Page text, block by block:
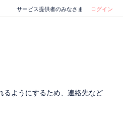
サービス提供者のみなさま ログイン
るようにするため、連絡先など